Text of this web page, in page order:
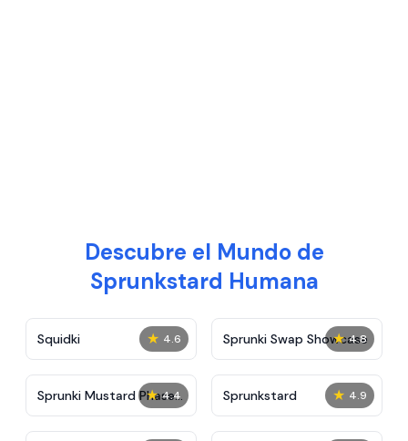
Descubre el Mundo de
Sprunkstard Humana
★ 4.6
Squidki ★ 4.8
Sprunki Swap Showcase
★ 4.4
Sprunki Mustard Phase
2
★ 4.9
Sprunkstard